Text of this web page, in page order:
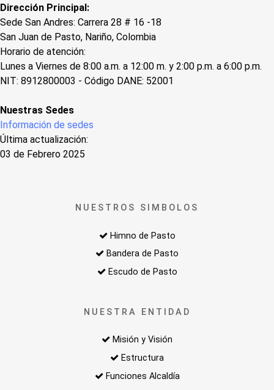
Dirección Principal:
Sede San Andres: Carrera 28 # 16 -18
San Juan de Pasto, Nariño, Colombia
Horario de atención:
Lunes a Viernes de 8:00 a.m. a 12:00 m. y 2:00 p.m. a 6:00 p.m.
NIT: 8912800003 - Código DANE: 52001
Nuestras Sedes
Información de sedes
Última actualización:
03 de Febrero 2025
NUESTROS SIMBOLOS
Himno de Pasto
Bandera de Pasto
Escudo de Pasto
NUESTRA ENTIDAD
Misión y Visión
Estructura
Funciones Alcaldía